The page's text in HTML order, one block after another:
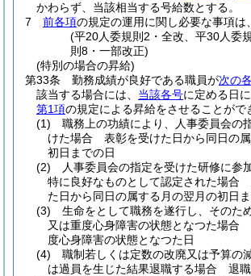
かわらず、当該相当する号給数とする。
7
前各項の規定の運用に関し必要な事項は
(平20人委規則2・全改、平30人委
則8・一部改正)
(特別の場合の昇給)
第33条
勤務成績が良好である職員が次の
該当する場合には、 当該各号に定める日に
第1項の規定による昇給をさせることがで
(1)
職務上の功績により、人事委員会の
けた場合 表彰を受けた日から同日の
初日までの日
(2)
人事委員会の指定を受けた研修に参
特に良好なものとして認定された場合
た日から同日の属する月の翌月の初日
(3)
生命をとして職務を遂行し、そのた
又は重度心身障害の状態となつた場合
度心身障害の状態となつた日
(4)
職制若しくは定数の改廃又は予算の
は過員を生じた結果退職する場合 退